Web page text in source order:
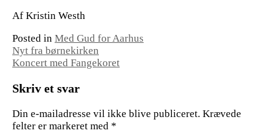
Af Kristin Westh
Posted in Med Gud for Aarhus
Indlægsnavigation
Nyt fra børnekirken
Koncert med Fangekoret
Skriv et svar
Din e-mailadresse vil ikke blive publiceret. Krævede
felter er markeret med *